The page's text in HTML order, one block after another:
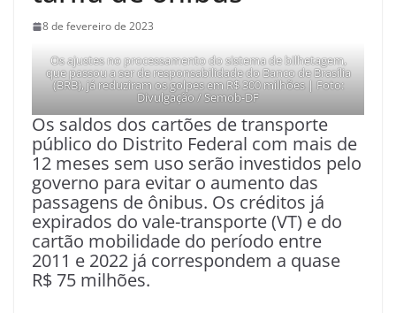
8 de fevereiro de 2023
Os ajustes no processamento do sistema de bilhetagem,
que passou a ser de responsabilidade do Banco de Brasília
(BRB), já reduziram os golpes em R$ 300 milhões | Foto:
Divulgação / Semob-DF
Os saldos dos cartões de transporte
público do Distrito Federal com mais de
12 meses sem uso serão investidos pelo
governo para evitar o aumento das
passagens de ônibus. Os créditos já
expirados do vale-transporte (VT) e do
cartão mobilidade do período entre
2011 e 2022 já correspondem a quase
R$ 75 milhões.